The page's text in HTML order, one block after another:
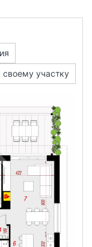
своему участку